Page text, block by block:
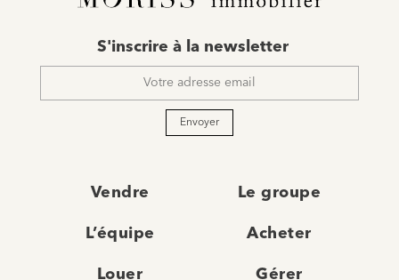
mail
S'inscrire à la newsletter
Envoyer
Vendre Le groupe
L’équipe Acheter
Louer Gérer